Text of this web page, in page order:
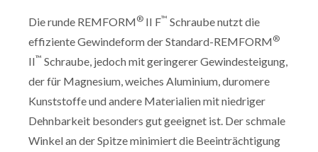
Die runde REMFORM® II F™ Schraube nutzt die
effiziente Gewindeform der Standard-REMFORM®
II™ Schraube, jedoch mit geringerer Gewindesteigung,
der für Magnesium, weiches Aluminium, duromere
Kunststoffe und andere Materialien mit niedriger
Dehnbarkeit besonders gut geeignet ist. Der schmale
Winkel an der Spitze minimiert die Beeinträchtigung